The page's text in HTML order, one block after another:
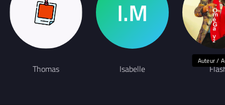
Thomas Isabelle
Auteur /